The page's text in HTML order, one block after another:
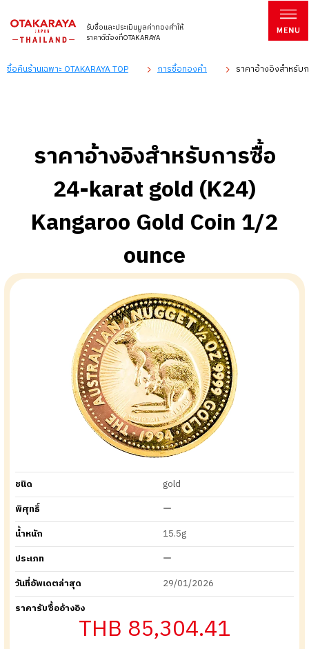
รับซื้อและประเมินมูลค่าทองคำให้
ราคาดีต้องที่OTAKARAYA
ซื้อคืนร้านเฉพาะ OTAKARAYA TOP การซื้อทองคำ ราคาอ้างอิงสำหรับ
ราคาอ้างอิงสำหรับการซื้อ
24-karat gold (K24)
Kangaroo Gold Coin 1/2
ounce
ชนิด
gold
พิศุทธิ์
ー
น้ำหนัก
15.5g
ประเภท
ー
วันที่อัพเดตล่าสุด
29/01/2026
ราคารับซื้ออ้างอิง
THB 85,304.41